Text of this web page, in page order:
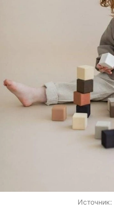
Источник: